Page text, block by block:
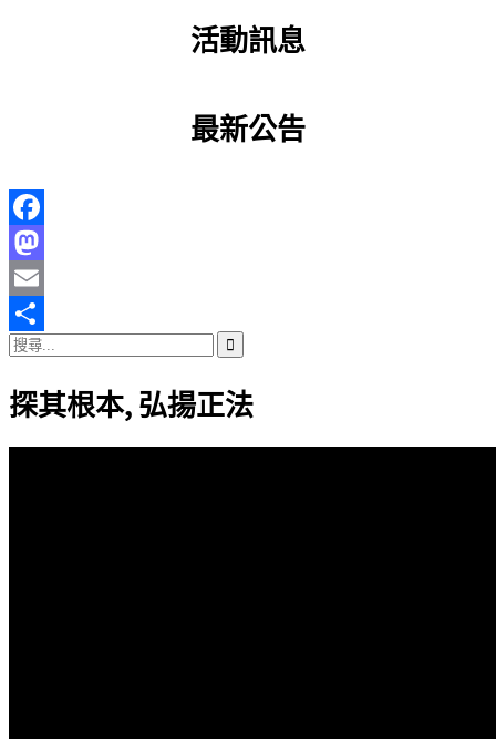
活動訊息
最新公告
Facebook
Mastodon
Email
分
享
搜
關
鍵
字:
探其根本, 弘揚正法